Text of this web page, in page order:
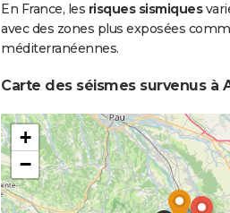
En France, les risques sismiques
avec des zones plus exposées
méditerranéennes.
Carte des séismes survenus à
+
−